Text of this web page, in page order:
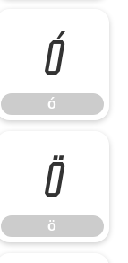
ó
ó
ö
ö